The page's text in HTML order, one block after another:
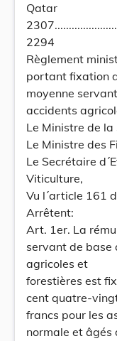
Qatar
2294
Règlement
portant fixation
moyenne
accidents
Le Ministre de la
Le Ministre des
Le Secrétaire
Viticulture,
Vu l´article 161
Arrêtent:
Art. 1er. La
servant de base
agricoles et
forestières est
cent quatre-
francs pour les
normale et âgés